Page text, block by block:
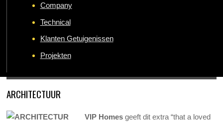
Company
Technical
Klanten Getuigenissen
Projekten
ARCHITECTUUR
VIP Homesgeeft dit extra “that a loved